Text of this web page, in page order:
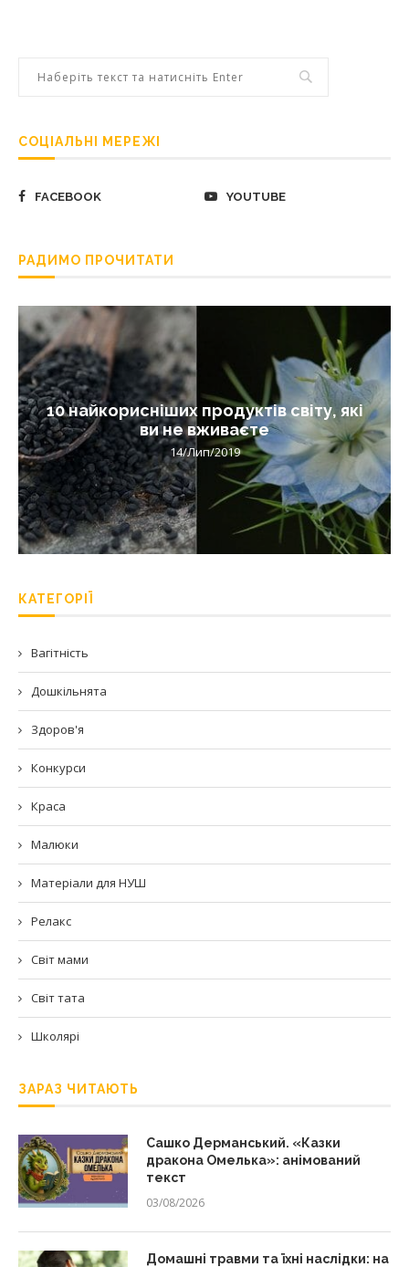
СОЦІАЛЬНІ МЕРЕЖІ
FACEBOOK YOUTUBE
РАДИМО ПРОЧИТАТИ
10 найкорисніших продуктів світу, які
ви не вживаєте
14/Лип/2019
КАТЕГОРІЇ
Вагітність
Дошкільнята
Здоров'я
Конкурси
Краса
Малюки
Матеріали для НУШ
Релакс
Світ мами
Світ тата
Школярі
ЗАРАЗ ЧИТАЮТЬ
Сашко Дерманський. «Казки
дракона Омелька»: анімований
текст
03/08/2026
Домашні травми та їхні наслідки: на